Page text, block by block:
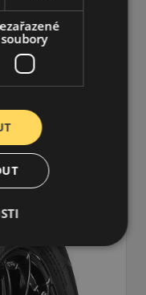
PNEU
XL DOT22
60R16 (102) V
soubory